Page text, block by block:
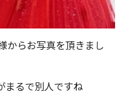
からお写真を頂きまし
まるで別人ですね